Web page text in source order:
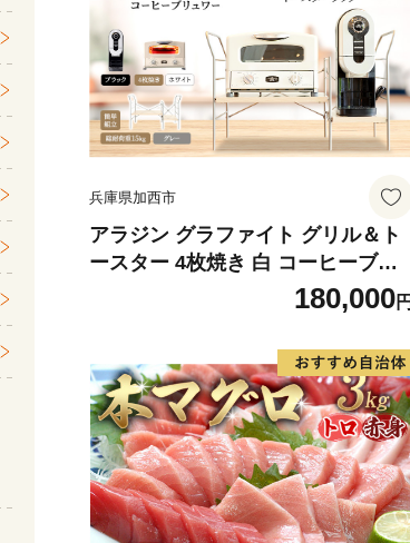
兵庫県加西市
アラジン グラファイト グリル＆ト
ースター 4枚焼き 白 コーヒーブリ
ュワー 黒 トースターラック グラン
デベル ライトナチュラル セット A
GT-G13FJW ACO-D01AFK
ラック 収納 新生活
180,000円